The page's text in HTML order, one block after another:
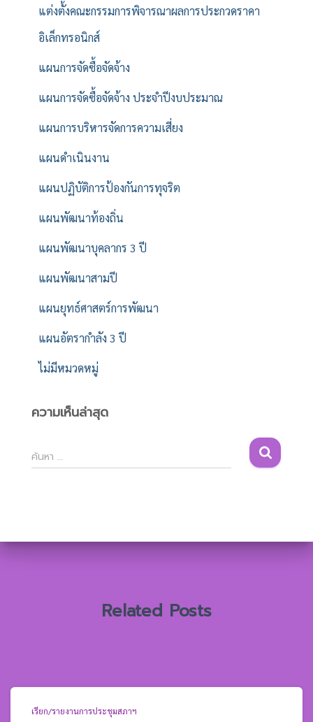
แต่งตั้งคณะกรรมการพิจารณาผลการประกวดราคา
อิเล็กทรอนิกส์
แผนการจัดซื้อจัดจ้าง
แผนการจัดซื้อจัดจ้าง ประจำปีงบประมาณ
แผนการบริหารจัดการความเสี่ยง
แผนดำเนินงาน
แผนปฏิบัติการป้องกันการทุจริต
แผนพัฒนาท้องถิ่น
แผนพัฒนาบุคลากร 3 ปี
แผนพัฒนาสามปี
แผนยุทธ์ศาสตร์การพัฒนา
แผนอัตรากำลัง 3 ปี
ไม่มีหมวดหมู่
ความเห็นล่าสุด
ค้
น
ห
ค้นหา …
Related Posts
เรียก/รายงานการประชุมสภาฯ